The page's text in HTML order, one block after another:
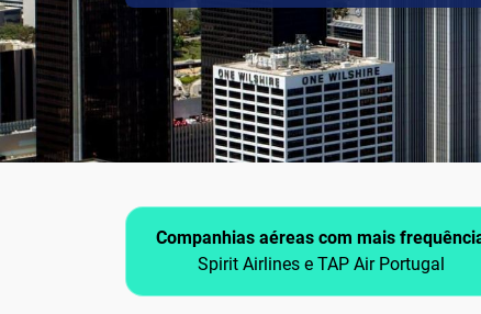
Companhias aéreas com mais
Spirit Airlines e TAP Air Portugal